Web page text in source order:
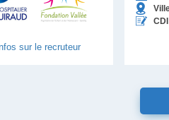
sur le recruteur
CDI